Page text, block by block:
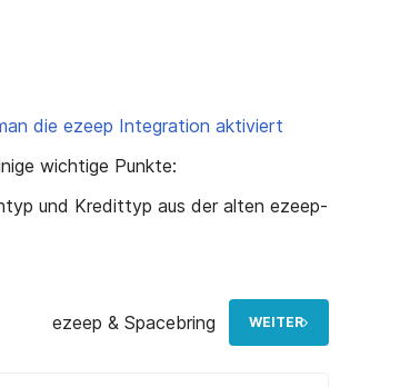
die ezeep Integration aktiviert
wichtige Punkte:
und Kredittyp aus der alten ezeep-
ezeep & Spacebring WEITER